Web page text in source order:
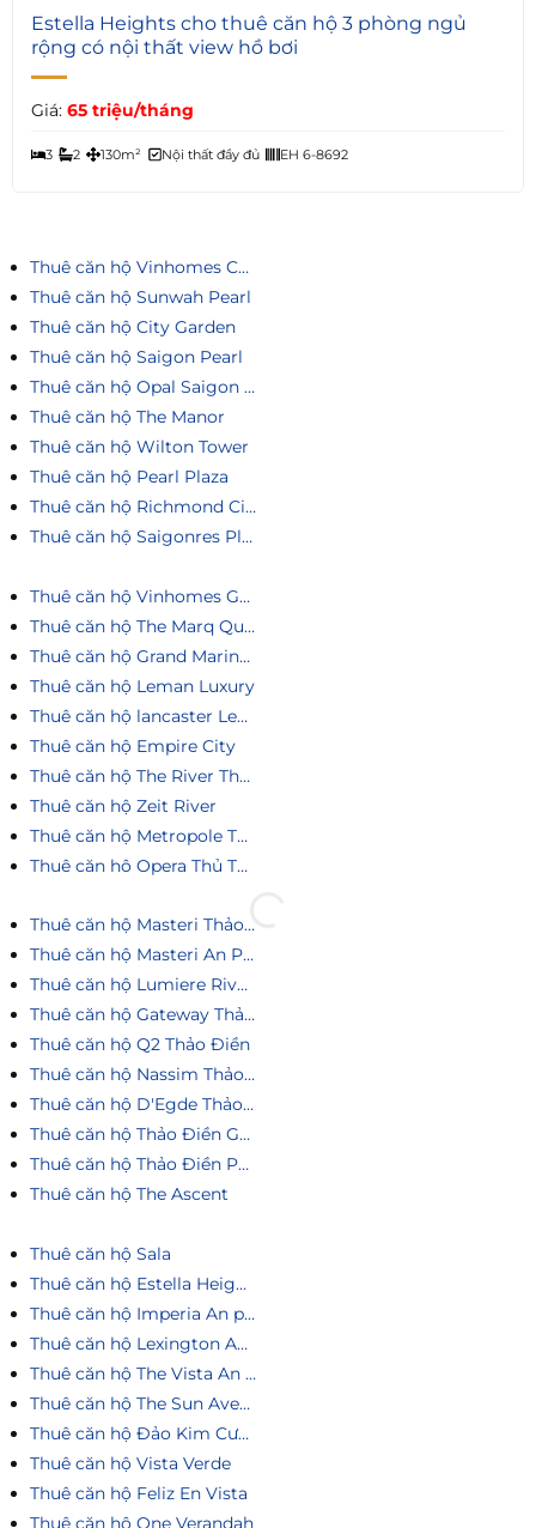
6
Estella Heights cho thuê căn hộ 3 phòng ngủ
rộng có nội thất view hồ bơi
Giá: 65 triệu/tháng
3 2 130m² Nội thất đầy đủ EH 6-8692
Thuê căn hộ Vinhomes Central Park
Thuê căn hộ Sunwah Pearl
Thuê căn hộ City Garden
Thuê căn hộ Saigon Pearl
Thuê căn hộ Opal Saigon Pearl
Thuê căn hộ The Manor
Thuê căn hộ Wilton Tower
Thuê căn hộ Pearl Plaza
Thuê căn hộ Richmond City
Thuê căn hộ Saigonres Plaza
Thuê căn hộ Vinhomes Golden River
Thuê căn hộ The Marq Quận 1
Thuê căn hộ Grand Marina Saigon
Thuê căn hộ Leman Luxury
Thuê căn hộ lancaster Legacy
Thuê căn hộ Empire City
Thuê căn hộ The River Thủ Thiêm
Thuê căn hộ Zeit River
Thuê căn hộ Metropole Thủ Thiêm
Thuê căn hô Opera Thủ Thiêm
Thuê căn hộ Masteri Thảo Điền
Thuê căn hộ Masteri An Phú
Thuê căn hộ Lumiere Riverside
Thuê căn hộ Gateway Thảo Điền
Thuê căn hộ Q2 Thảo Điền
Thuê căn hộ Nassim Thảo Điền
Thuê căn hộ D'Egde Thảo Điền
Thuê căn hộ Thảo Điền Green
Thuê căn hộ Thảo Điền Pearl
Thuê căn hộ The Ascent
Thuê căn hộ Sala
Thuê căn hộ Estella Heights
Thuê căn hộ Imperia An phú
Thuê căn hộ Lexington An Phú
Thuê căn hộ The Vista An Phú
Thuê căn hộ The Sun Avenue
Thuê căn hộ Đảo Kim Cương
Thuê căn hộ Vista Verde
Thuê căn hộ Feliz En Vista
Thuê căn hộ One Verandah